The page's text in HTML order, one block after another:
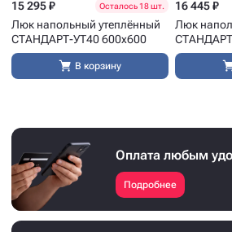
15 295 ₽ Осталось 18 шт.
Люк напольный утеплённый
СТАНДАРТ-УТ40 600x600
В корзину
16 445 ₽
Люк
Оплата любым
Подробнее